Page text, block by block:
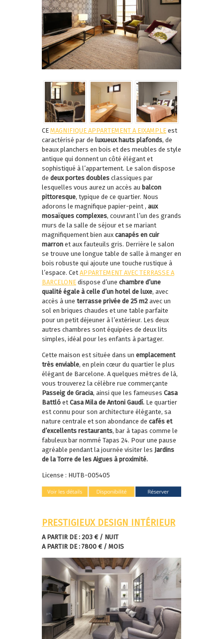
CE MAGNIFIQUE APPARTEMENT A EIXAMPLE est
caractérisé par de luxueux hauts plafonds, de
beaux planchers en bois et des meubles de style
antique qui donnent un côté élégant et
sophistiqué à l’appartement. Le salon dispose
de deux portes doubles classiques par
lesquelles vous aurez un accès au balcon
pittoresque, typique de ce quartier. Nous
adorons le magnifique papier-peint , aux
mosaïques complexes, couvrant l’un des grands
murs de la salle de séjour et se mariant
magnifiquement bien aux canapés en cuir
marron et aux fauteuils gris. Derrière le salon
se trouve une longue table de salle à manger en
bois robuste qui ajoute une touche rustique à
l’espace. Cet APPARTEMENT AVEC TERRASSE A
BARCELONE dispose d’une chambre d’une
qualité égale à celle d’un hotel de luxe, avec
accès à une terrasse privée de 25 m2 avec un
sol en briques chaudes et une table parfaite
pour un petit déjeuner à l’extérieur. Les deux
autres chambres sont équipées de deux lits
simples, idéal pour les enfants à partager.
Cette maison est située dans un emplacement
très enviable, en plein cœur du quartier le plus
élégant de Barcelone. A quelques mètres de là,
vous trouverez la célèbre rue commerçante
Passeig de Gracia, ainsi que les fameuses Casa
Battló et Casa Mila de Antoni Gaudí. Le quartier
est connu pour son architecture élégante, sa
nature centrale et son abondance de cafés et
d’excellents restaurants, bar à tapas comme le
fabuleux bar nommé Tapas 24. Pour une pause
agréable pendant la journée visiter les Jardins
de la Torre de les Aigues à proximité.
License : HUTB-005405
PRESTIGIEUX DESIGN INTÉRIEUR
A PARTIR DE : 203 € / NUIT
A PARTIR DE : 7800 € / MOIS